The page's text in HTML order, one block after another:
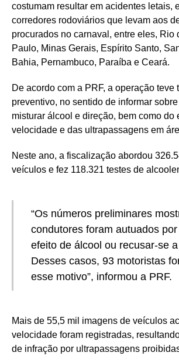
costumam resultar em acidentes letais,
corredores rodoviários que levam aos
procurados no carnaval, entre eles, Rio
Paulo, Minas Gerais, Espírito Santo,
Bahia, Pernambuco, Paraíba e Ceará.
De acordo com a PRF, a operação teve
preventivo, no sentido de informar
misturar álcool e direção, bem como do
velocidade e das ultrapassagens em
Neste ano, a fiscalização abordou
veículos e fez 118.321 testes de
“Os números preliminares
condutores foram autuados
efeito de álcool ou recusar-se
Desses casos, 93 motoristas
esse motivo”, informou a PRF.
Mais de 55,5 mil imagens de veículos
velocidade foram registradas,
de infração por ultrapassagens